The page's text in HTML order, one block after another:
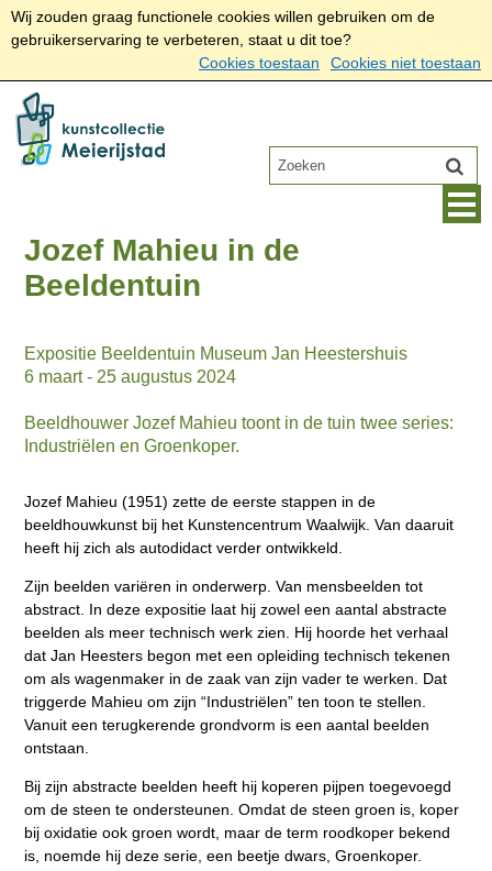
Wij zouden graag functionele cookies willen gebruiken om de
gebruikerservaring te verbeteren, staat u dit toe?
Cookies toestaan
Cookies niet toestaan
Jozef Mahieu in de
Beeldentuin
Expositie Beeldentuin Museum Jan Heestershuis
6 maart - 25 augustus 2024
Beeldhouwer Jozef Mahieu toont in de tuin twee series:
Industriëlen en Groenkoper.
Jozef Mahieu (1951) zette de eerste stappen in de
beeldhouwkunst bij het Kunstencentrum Waalwijk. Van daaruit
heeft hij zich als autodidact verder ontwikkeld.
Zijn beelden variëren in onderwerp. Van mensbeelden tot
abstract. In deze expositie laat hij zowel een aantal abstracte
beelden als meer technisch werk zien. Hij hoorde het verhaal
dat Jan Heesters begon met een opleiding technisch tekenen
om als wagenmaker in de zaak van zijn vader te werken. Dat
triggerde Mahieu om zijn “Industriëlen” ten toon te stellen.
Vanuit een terugkerende grondvorm is een aantal beelden
ontstaan.
Bij zijn abstracte beelden heeft hij koperen pijpen toegevoegd
om de steen te ondersteunen. Omdat de steen groen is, koper
bij oxidatie ook groen wordt, maar de term roodkoper bekend
is, noemde hij deze serie, een beetje dwars, Groenkoper.